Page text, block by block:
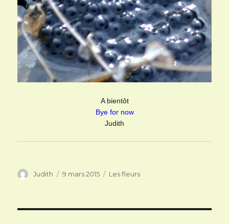
A bientôt
Bye for now
Judith
Auteur
Judith
Publié
9 mars 2015 Catégories
Les fleurs